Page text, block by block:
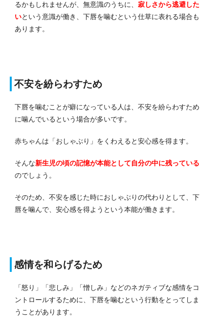
るかもしれませんが、無意識のうちに、 寂しさから逃避した
いという意識が働き、下唇を噛むという仕草に表れる場合も
あります。
不安を紛らわすため
下唇を噛むことが癖になっている人は、不安を紛らわすため
に噛んでいるという場合が多いです。
赤ちゃんは「おしゃぶり」をくわえると安心感を得ます。
そんな新生児の頃の記憶が本能として自分の中に残っている
のでしょう。
そのため、不安を感じた時におしゃぶりの代わりとして、下
唇を噛んで、安心感を得ようという本能が働きます。
感情を和らげるため
「怒り」「悲しみ」「憎しみ」などのネガティブな感情をコ
ントロールするために、下唇を噛むという行動をとってしま
うことがあります。